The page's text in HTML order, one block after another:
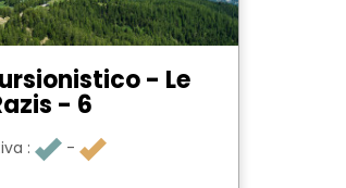
- Le
- 6
: